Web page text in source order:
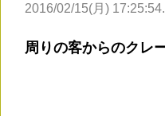
2016/02/15(月)
周りの客からのクレ